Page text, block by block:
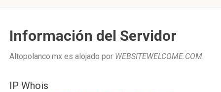
Información del Servidor
Altopolanco.mx es alojado por WEBSITEWELCOME.COM.
IP Whois